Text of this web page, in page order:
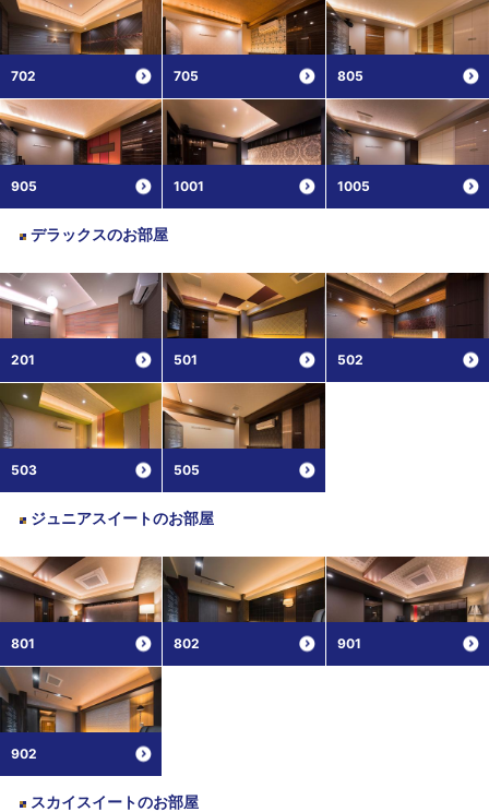
702 705 805
905 1001 1005
デラックスのお部屋
201 501 502
503 505
ジュニアスイートのお部屋
801 802 901
902
スカイスイートのお部屋